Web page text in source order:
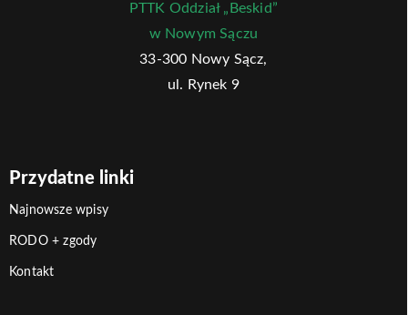
PTTK Oddział „Beskid”
w Nowym Sączu
33-300 Nowy Sącz,
ul. Rynek 9
Przydatne linki
Najnowsze wpisy
RODO + zgody
Kontakt